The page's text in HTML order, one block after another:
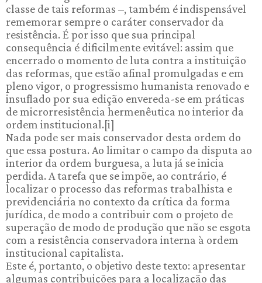
classe de tais reformas –, também é indispensável
rememorar sempre o caráter conservador da
resistência. É por isso que sua principal
consequência é dificilmente evitável: assim que
encerrado o momento de luta contra a instituição
das reformas, que estão afinal promulgadas e em
pleno vigor, o progressismo humanista renovado e
insuflado por sua edição envereda-se em práticas
de microrresistência hermenêutica no interior da
ordem institucional.[i]
Nada pode ser mais conservador desta ordem do
que essa postura. Ao limitar o campo da disputa ao
interior da ordem burguesa, a luta já se inicia
perdida. A tarefa que se impõe, ao contrário, é
localizar o processo das reformas trabalhista e
previdenciária no contexto da crítica da forma
jurídica, de modo a contribuir com o projeto de
superação de modo de produção que não se esgota
com a resistência conservadora interna à ordem
institucional capitalista.
Este é, portanto, o objetivo deste texto: apresentar
algumas contribuições para a localização das